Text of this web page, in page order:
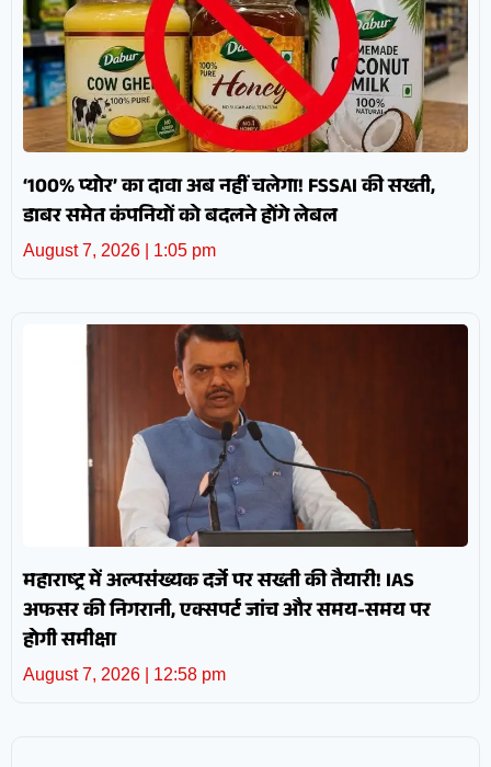
‘100% प्योर’ का दावा अब नहीं चलेगा! FSSAI की सख्ती,
डाबर समेत कंपनियों को बदलने होंगे लेबल
August 7, 2026 1:05 pm
महाराष्ट्र में अल्पसंख्यक दर्जे पर सख्ती की तैयारी! IAS
अफसर की निगरानी, एक्सपर्ट जांच और समय-समय पर
होगी समीक्षा
August 7, 2026 12:58 pm